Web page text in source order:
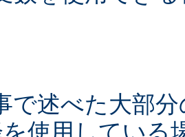
で述べた大部
使用している